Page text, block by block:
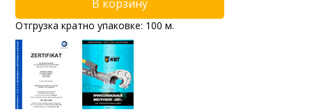
Отгрузка кратно упаковке: 100 м.